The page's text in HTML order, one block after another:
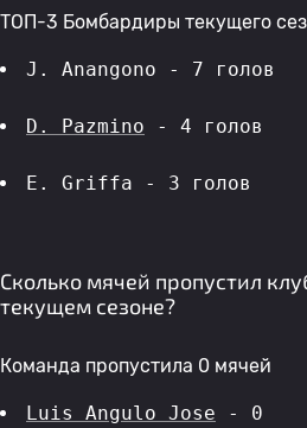
ТОП-3 Бомбардиры текущего
J. Anangono - 7 голов
D. Pazmino - 4 голов
E. Griffa - 3 голов
Сколько мячей пропустил
текущем сезоне?
Команда пропустила 0 мячей
Luis Angulo Jose - 0